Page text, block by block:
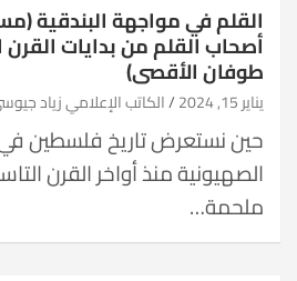
القلم في مواجهة البندقية
أصحاب القلم من بدايات
طوفان الأقصى)
يناير 15, 2024 الكاتب الإعلامي زياد
حين نستعرض تاريخ فلسطين
الصهيونية منذ أواخر القرن
ملحمة…